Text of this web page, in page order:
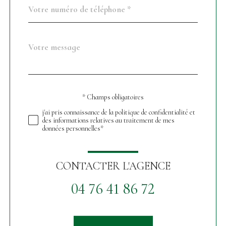
*
Fieldset
défaut
Message
Validation* Champs obligatoires
j'ai pris connaissance de la politique de confidentialité et
des informations relatives au traitement de mes
données personnelles*
CONTACTER L'AGENCE
04 76 41 86 72